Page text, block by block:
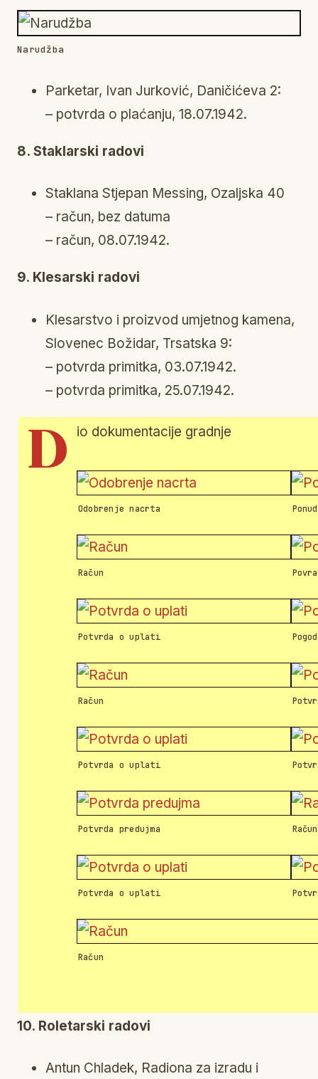
Narudžba
Parketar, Ivan Jurković, Daničićeva 2:
– potvrda o plaćanju, 18.07.1942.
8. Staklarski radovi
Staklana Stjepan Messing, Ozaljska 40
– račun, bez datuma
– račun, 08.07.1942.
9. Klesarski radovi
Klesarstvo i proizvod umjetnog kamena,
Slovenec Božidar, Trsatska 9:
– potvrda primitka, 03.07.1942.
– potvrda primitka, 25.07.1942.
D io dokumentacije gradnje
Odobrenje nacrta
Račun
Potvrda o uplati
Račun
Potvrda o uplati
Potvrda predujma Račun
Potvrda o uplati
Račun
10. Roletarski radovi
Antun Chladek, Radiona za izradu i